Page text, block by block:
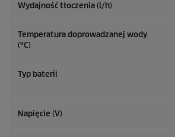
Wydajność tłoczenia (l/h)
Temperatura doprowadzanej wody
(°C)
Typ baterii
Napięcie (V)